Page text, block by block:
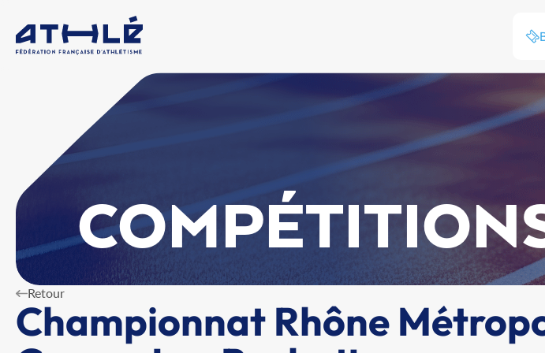
Retour
Championnat Rhône